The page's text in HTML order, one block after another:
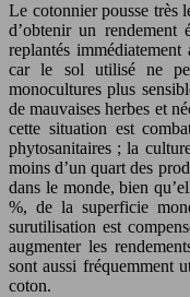
Le cotonnier pousse très
d’obtenir un rendement
replantés
car le sol utilisé ne
monocultures plus
de mauvaises herbes et
cette situation est
phytosanitaires ; la
moins d’un quart des
dans le monde, bien
%, de la superficie
surutilisation est
augmenter les
sont aussi fréquemment
coton.